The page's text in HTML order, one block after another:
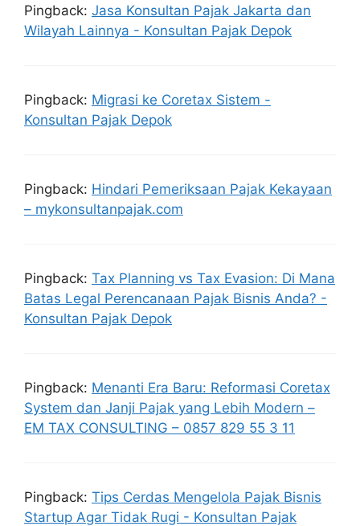
Pingback: Jasa Konsultan Pajak Jakarta dan
Wilayah Lainnya - Konsultan Pajak Depok
Pingback: Migrasi ke Coretax Sistem -
Konsultan Pajak Depok
Pingback: Hindari Pemeriksaan Pajak Kekayaan
– mykonsultanpajak.com
Pingback: Tax Planning vs Tax Evasion: Di Mana
Batas Legal Perencanaan Pajak Bisnis Anda? -
Konsultan Pajak Depok
Pingback: Menanti Era Baru: Reformasi Coretax
System dan Janji Pajak yang Lebih Modern –
EM TAX CONSULTING – 0857 829 55 3 11
Pingback: Tips Cerdas Mengelola Pajak Bisnis
Startup Agar Tidak Rugi - Konsultan Pajak